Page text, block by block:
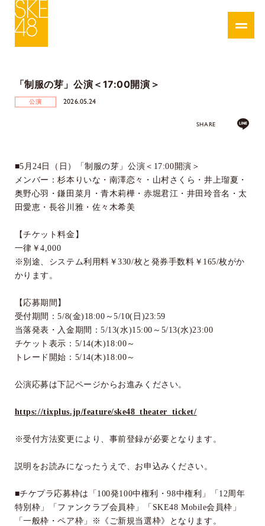
「制服の芽」公演＜17:00開演＞
公演 2026.05.24
SHARE
■5 月24 日（日）「制服の芽」公演＜ 17:00開演＞
メンバー：杉本りいな・南澤恋々・山村さくら・井上瑠夏・
奥野心羽・鎌田菜月・青木莉樺・赤堀君江・井田玲音名・太
田愛恵・長谷川雅・佐々木希美
【チケット料金】
一律￥4,000
※別途、システム利用料￥330/枚と発券手数料￥ 165/枚がか
かります。
【応募期間】
受付期間：5/8(金)18:00 ～5/10( 日 )23:59
当落発表・入金期間：5/13(水)15:00 ～ 5/13(水)23:00
チケット表示： 5/14(木)18:00 ～
トレード開始： 5/14(木)18:00 ～
公演応募は下記ページからお進みください。
https://tixplus.jp/feature/ske48_theater_ticket/
※受付方法変更により、事前登録が必要となります。
説明をお読みになったうえで、お申込みください。
■チケプラ応募枠は「 100発100中権利・98中権利」「 12周年
特別枠」「ファンクラブ会員枠」「 SKE48 Mobile会員枠」
「一般枠・ペア枠」※《ご新規当選枠》となります。